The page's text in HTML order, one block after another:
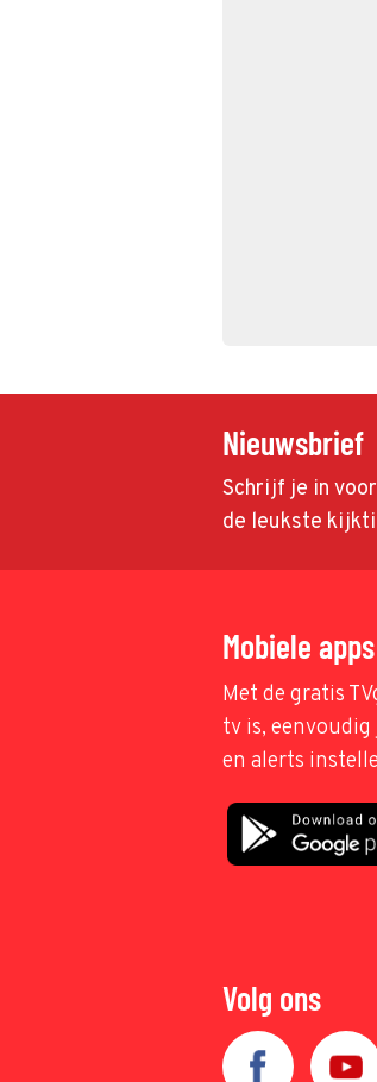
Nieuwsbrief
Schrijf je in
de leukste
Mobiele apps
Met de gratis
tv is,
en alerts
Volg ons